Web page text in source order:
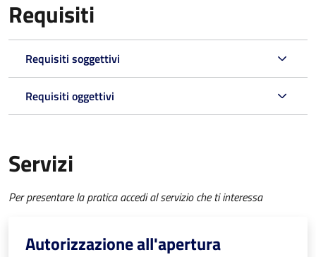
Requisiti
Requisiti soggettivi
Requisiti oggettivi
Servizi
Per presentare la pratica accedi al servizio che ti interessa
Autorizzazione all'apertura